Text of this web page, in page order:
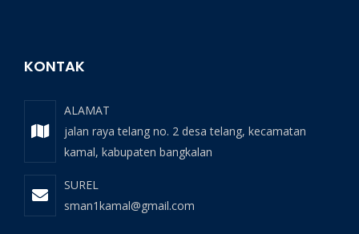
KONTAK
ALAMAT
jalan raya telang no. 2 desa telang, kecamatan
kamal, kabupaten bangkalan
SUREL
sman1kamal@gmail.com